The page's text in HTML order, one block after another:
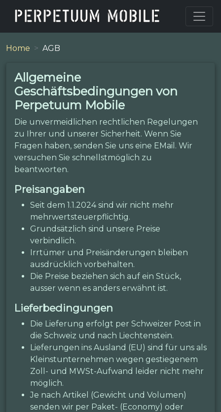
Home AGB
Allgemeine
Geschäftsbedingungen von
Perpetuum Mobile
Die unvermeidlichen rechtlichen Regelungen
zu Ihrer und unserer Sicherheit. Wenn Sie
Fragen haben, senden Sie uns eine EMail. Wir
versuchen Sie schnellstmöglich zu
beantworten.
Preisangaben
Seit dem 1.1.2024 sind wir nicht mehr
mehrwertsteuerpflichtig.
Grundsätzlich sind unsere Preise
verbindlich.
Irrtümer und Preisänderungen bleiben
ausdrücklich vorbehalten.
Die Preise beziehen sich auf ein Stück,
ausser wenn es anders erwähnt ist.
Lieferbedingungen
Die Lieferung erfolgt per Schweizer Post in
die Schweiz und nach Liechtenstein.
Lieferungen ins Ausland (EU) sind für uns als
Kleinstunternehmen wegen gestiegenem
Zoll- und MWSt-Aufwand leider nicht mehr
möglich.
Je nach Artikel (Gewicht und Volumen)
senden wir per Paket- (Economy) oder